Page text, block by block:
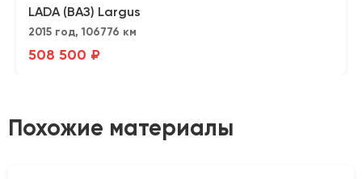
LADA (ВАЗ) Largus
2015 год, 106776 км
508 500 ₽
Похожие материалы